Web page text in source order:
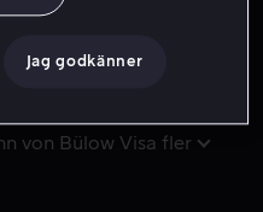
blommor på hans
von Bülow Visa fler
Jag godkänner